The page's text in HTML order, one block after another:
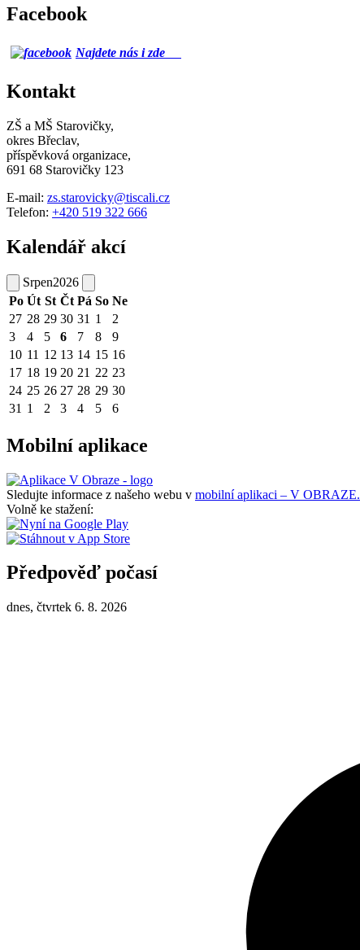
Facebook
Najdete nás i zde
Kontakt
ZŠ a MŠ Starovičky,
okres Břeclav,
příspěvková organizace,
691 68 Starovičky 123
E-mail: zs.starovicky@tiscali.cz
Telefon: +420 519 322 666
Kalendář akcí
Srpen2026
Po Út St Čt Pá So Ne
27 28 29 30 31 1
2
3
4 5 6 7 8
9
10 11 12 13 14 15 16
17 18 19 20 21 22 23
24 25 26 27 28 29 30
31 1 2 3 4 5 6
Mobilní aplikace
Sledujte informace z našeho webu v mobilní aplikaci – V OBRAZE.
Volně ke stažení:
Předpověď počasí
dnes, čtvrtek 6. 8. 2026